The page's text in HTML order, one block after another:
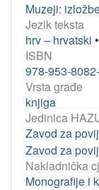
Muzeji:
Jezik teksta
hrv – hrvatski •
ISBN
978-953-
Vrsta građe
knjiga
Jedinica
Zavod za
Zavod za
Nakladnička
Monografije i